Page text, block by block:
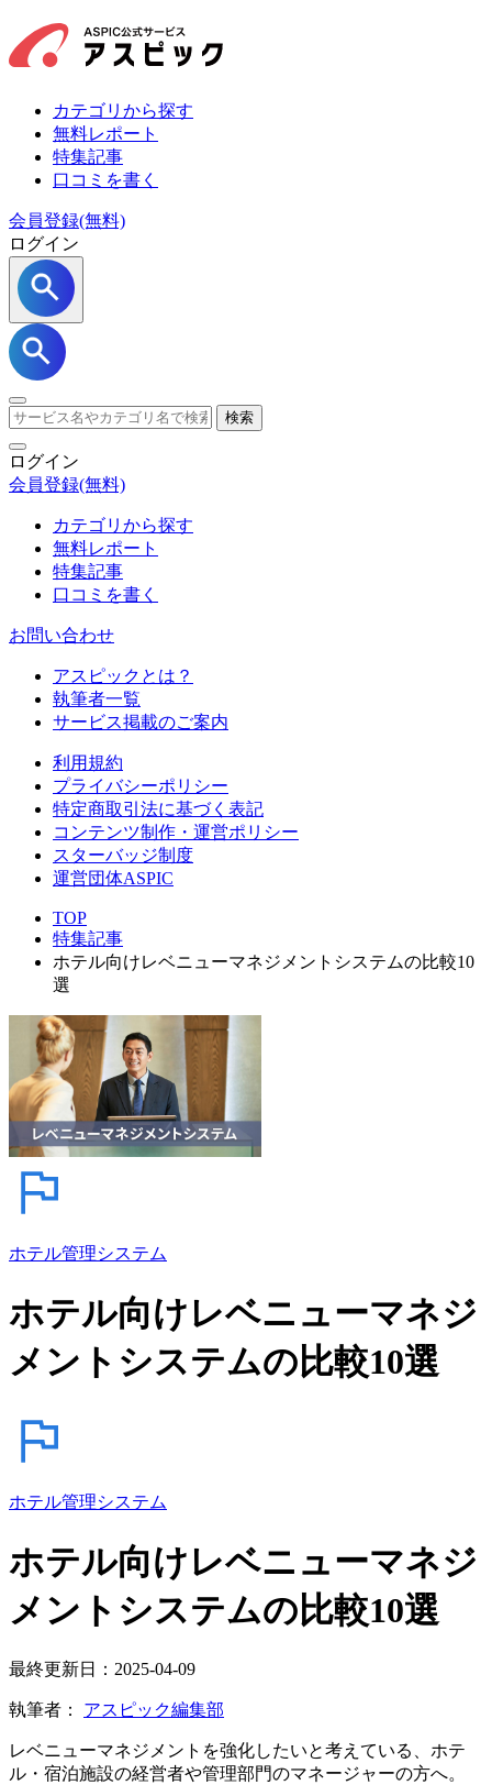
カテゴリから探す
無料レポート
特集記事
口コミを書く
会員登録(無料)
ログイン
検索
ログイン
会員登録(無料)
カテゴリから探す
無料レポート
特集記事
口コミを書く
お問い合わせ
アスピックとは？
執筆者一覧
サービス掲載のご案内
利用規約
プライバシーポリシー
特定商取引法に基づく表記
コンテンツ制作・運営ポリシー
スターバッジ制度
運営団体ASPIC
TOP
特集記事
ホテル向けレベニューマネジメントシステムの比較10
選
ホテル管理システム
ホテル向けレベニューマネジ
メントシステムの比較10選
ホテル管理システム
ホテル向けレベニューマネジ
メントシステムの比較10選
最終更新日：2025-04-09
執筆者： アスピック編集部
レベニューマネジメントを強化したいと考えている、ホテ
ル・宿泊施設の経営者や管理部門のマネージャーの方へ。